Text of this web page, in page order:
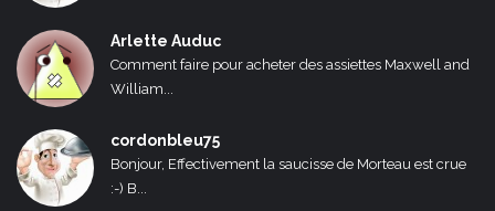
Arlette Auduc
Comment faire pour acheter des assiettes Maxwell and
William...
cordonbleu75
Bonjour, Effectivement la saucisse de Morteau est crue
:-) B...